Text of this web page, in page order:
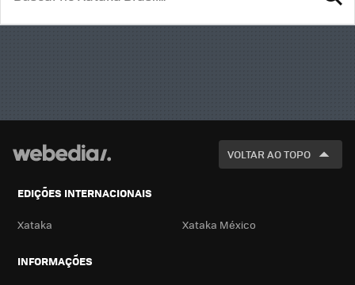
VOLTAR AO TOPO
EDIÇÕES INTERNACIONAIS
Xataka Xataka México
INFORMAÇÕES